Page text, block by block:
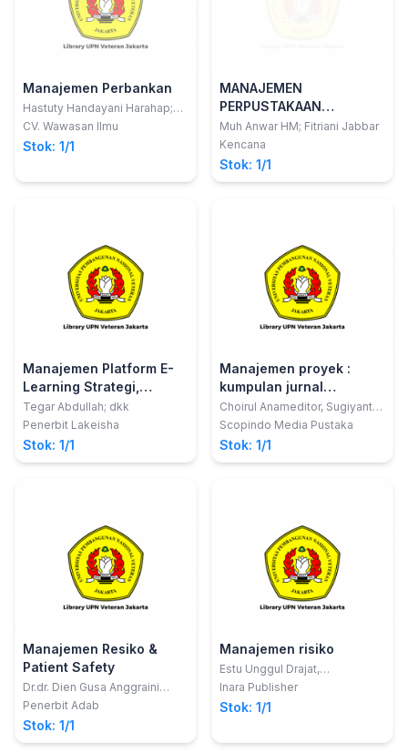
Manajemen Perbankan
Hastuty Handayani Harahap;
Rizki Wulanita Batubara;
CV. Wawasan Ilmu
Stok: 1/1
MANAJEMEN
PERPUSTAKAAN
Transformasi
Perpustakaan Menuju
Pelayanan Berbasis
Digital
Muh Anwar HM; Fitriani Jabbar
Kencana
Stok: 1/1
Manajemen Platform E-
Learning Strategi,
Implementasi dan
Pengembangan
Tegar Abdullah; dkk
Penerbit Lakeisha
Stok: 1/1
Manajemen proyek :
kumpulan jurnal
penelitian terpublikasi
Choirul Anameditor, Sugiyanto;
Sugiyanto; Nur Alfin; Ali Hasan
Subakir [dan 4 Lainnya]
Scopindo Media Pustaka
Stok: 1/1
Manajemen Resiko &
Patient Safety
Dr.dr. Dien Gusa Anggraini
Nursal, MKM.; Dr.Dra. Sri
Syafrawati, SKM., M.Comm
Health. Sc. Ph.D.
Penerbit Adab
Stok: 1/1
Manajemen risiko
Estu Unggul Drajat,
S.E.,M.Ec.Dev.
Inara Publisher
Stok: 1/1